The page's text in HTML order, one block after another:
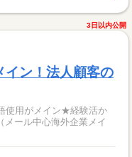
3日以内公開
イン！法人顧客の
使用がメイン★経験活か
ール中心海外企業メイ